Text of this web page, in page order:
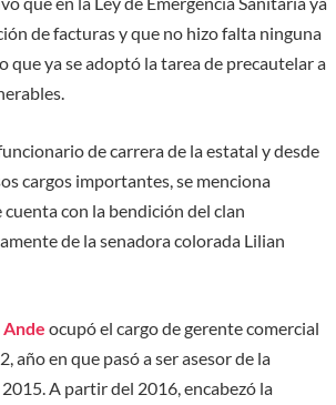
de facturas y que no hizo falta ninguna
que ya se adoptó la tarea de precautelar a
de carrera de la estatal y desde
cargos importantes, se menciona
con la bendición del clan
de la senadora colorada Lilian
Ande ocupó el cargo de gerente comercial
año en que pasó a ser asesor de la
A partir del 2016, encabezó la